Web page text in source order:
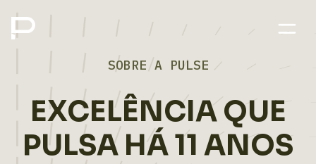
SOBRE A PULSE
EXCELÊNCIA QUE
PULSA HÁ 11 ANOS